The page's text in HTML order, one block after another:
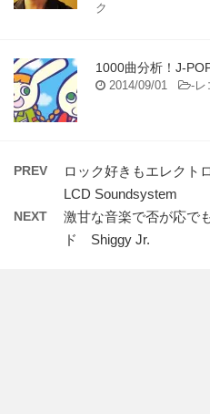
ク
1000曲分析！J-
2014/09/01 -レ
PREV
ロック好きもエレクト
LCD Soundsystem
NEXT
激甘な音楽で否が応で
ド Shiggy Jr.